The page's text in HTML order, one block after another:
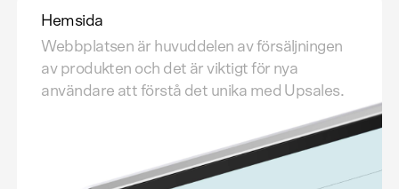
Hemsida
Webbplatsen är huvuddelen av försäljningen
av produkten och det är viktigt för nya
användare att förstå det unika med Upsales.